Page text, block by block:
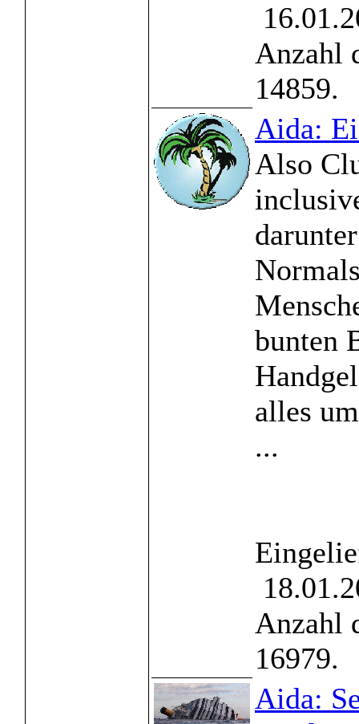
Anzahl
14859.
Aida:
Also
bunten
alles
...
Anzahl
16979.
Aida: